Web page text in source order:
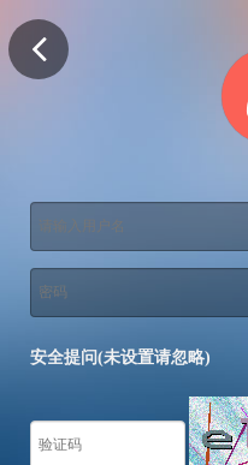
安全提问(未设置请忽略)